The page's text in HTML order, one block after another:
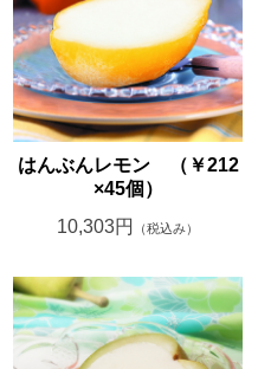
はんぶんレモン （￥212
×45個）
10,303円
（税込み）